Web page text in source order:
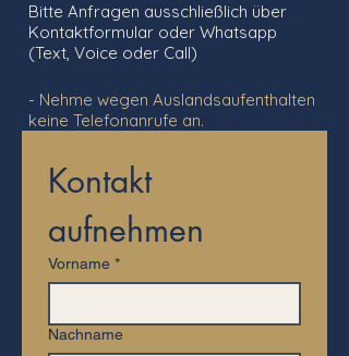
Bitte Anfragen ausschließlich über
Kontaktformular oder Whatsapp
(Text, Voice oder Call)​
- Nehme wegen Auslandsaufenthalten
keine Telefonanrufe an.​​​​​​​​​​
Kontakt
aufnehmen
Vorname *
Nachname